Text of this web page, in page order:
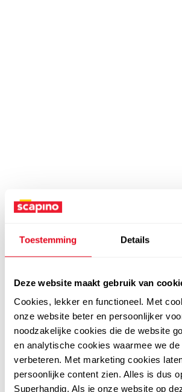
Toestemming Details
Deze website maakt gebruik van
Cookies, lekker en functioneel. Met
onze website beter en persoonlijker
noodzakelijke cookies die de website
en analytische cookies waarmee we de
verbeteren. Met marketing cookies
persoonlijke content zien. Alles is dus
Superhandig. Als je onze website op